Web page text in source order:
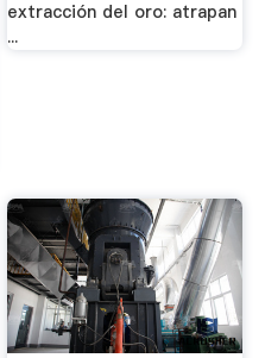
extracción del oro: atrapan
...